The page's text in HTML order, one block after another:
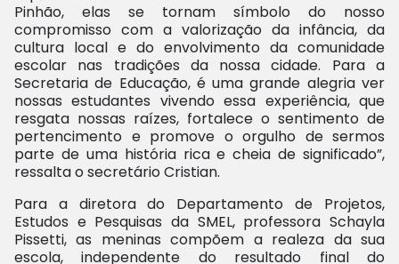
Pinhão, elas se tornam símbolo do nosso
compromisso com a valorização da infância, da
cultura local e do envolvimento da comunidade
escolar nas tradições da nossa cidade. Para a
Secretaria de Educação, é uma grande alegria ver
nossas estudantes vivendo essa experiência, que
resgata nossas raízes, fortalece o sentimento de
pertencimento e promove o orgulho de sermos
parte de uma história rica e cheia de significado”,
ressalta o secretário Cristian.
Para a diretora do Departamento de Projetos,
Estudos e Pesquisas da SMEL, professora Schayla
Pissetti, as meninas compõem a realeza da sua
escola, independente do resultado final do